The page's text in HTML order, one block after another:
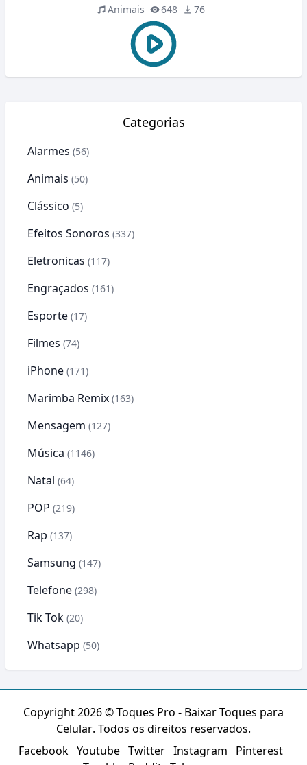
Animais 648 76
Categorias
Alarmes (56)
Animais (50)
Clássico (5)
Efeitos Sonoros (337)
Eletronicas (117)
Engraçados (161)
Esporte (17)
Filmes (74)
iPhone (171)
Marimba Remix (163)
Mensagem (127)
Música (1146)
Natal (64)
POP (219)
Rap (137)
Samsung (147)
Telefone (298)
Tik Tok (20)
Whatsapp (50)
Copyright 2026 ©Toques Pro - Baixar Toques para
Celular. Todos os direitos reservados.
Facebook Youtube Twitter Instagram
Pinterest